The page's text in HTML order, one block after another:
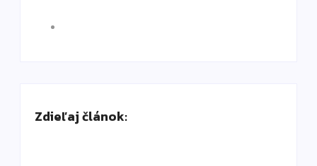
Zdieľaj článok: